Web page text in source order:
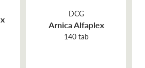
DCG
Arnica Alfaplex
140 tab